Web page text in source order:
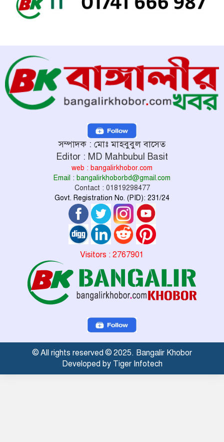
সম্পাদক : মোঃ মাহবুবুল বাসেত
Editor : MD Mahbubul Basit
web : bangalirkhobor.com
Email : bangalirkhoborbd@gmail.com
Contact : 01819298477
Govt. Registration No. (PID): 231/24
Visitors : 2767901
© All rights reserved © 2025. Bangalir Khobor
Developed by Tiger Infotech